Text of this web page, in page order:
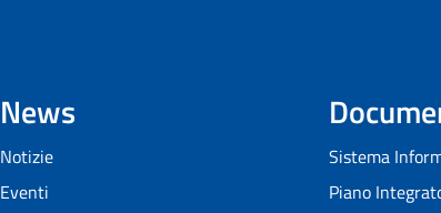
News
Notizie
Eventi
Sistema
Piano